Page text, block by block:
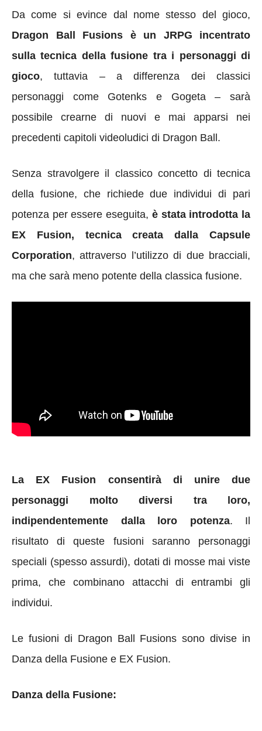
Da come si evince dal nome stesso del gioco,
Dragon Ball Fusions è un JRPG incentrato
sulla tecnica della fusione tra i personaggi di
gioco, tuttavia – a differenza dei classici
personaggi come Gotenks e Gogeta – sarà
possibile crearne di nuovi e mai apparsi nei
precedenti capitoli videoludici di Dragon Ball.
Senza stravolgere il classico concetto di tecnica
della fusione, che richiede due individui di pari
potenza per essere eseguita, è stata introdotta la
EX Fusion, tecnica creata dalla Capsule
Corporation, attraverso l’utilizzo di due bracciali,
ma che sarà meno potente della classica fusione.
La EX Fusion consentirà di unire due
personaggi molto diversi tra loro,
indipendentemente dalla loro potenza. Il
risultato di queste fusioni saranno personaggi
speciali (spesso assurdi), dotati di mosse mai viste
prima, che combinano attacchi di entrambi gli
individui.
Le fusioni di Dragon Ball Fusions sono divise in
Danza della Fusione e EX Fusion.
Danza della Fusione: